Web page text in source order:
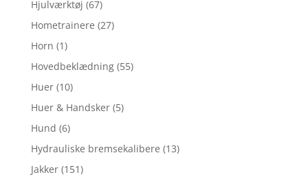
Hjulværktøj (67)
Hometrainere (27)
Horn (1)
Hovedbeklædning (55)
Huer (10)
Huer & Handsker (5)
Hund (6)
Hydrauliske bremsekalibere (13)
Jakker (151)